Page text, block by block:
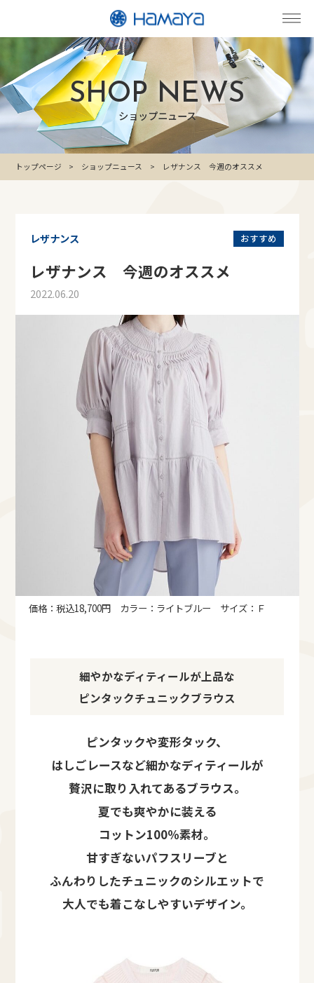
SHOP NEWS
ショップニュース
トップページ ショップニュース レザナンス 今週のオススメ
おすすめ
レザナンス
レザナンス 今週のオススメ
2022.06.20
価格：税込18,700円 カラー：ライトブルー サイズ：Ｆ
細やかなディティールが上品な
ピンタックチュニックブラウス
ピンタックや変形タック、
はしごレースなど細かなディティールが
贅沢に取り入れてあるブラウス。
夏でも爽やかに装える
コットン100％素材。
甘すぎないパフスリーブと
ふんわりしたチュニックのシルエットで
大人でも着こなしやすいデザイン。